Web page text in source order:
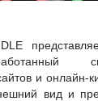
и онлайн-
вид и